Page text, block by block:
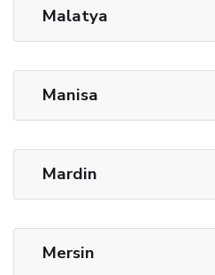
Malatya
Manisa
Mardin
Mersin